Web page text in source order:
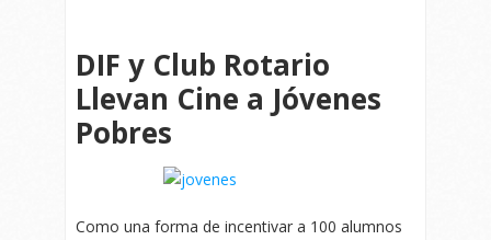
DIF y Club Rotario
Llevan Cine a Jóvenes
Pobres
Como una forma de incentivar a 100 alumnos